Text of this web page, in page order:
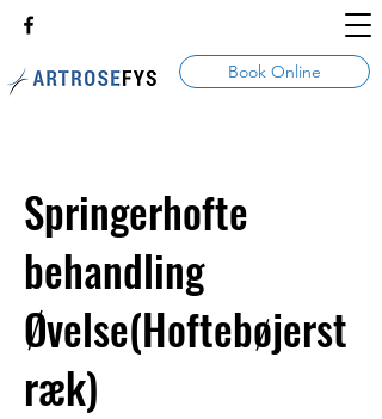
Book Online
Springerhofte
behandling
Øvelse(Hoftebøjerst
ræk)